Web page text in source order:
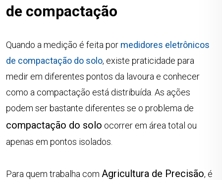
de compactação
Quando a medição é feita por medidores eletrônicos
de compactação do solo, existe praticidade para
medir em diferentes pontos da lavoura e conhecer
como a compactação está distribuída. As ações
podem ser bastante diferentes se o problema de
compactação do solo ocorrer em área total ou
apenas em pontos isolados.
Para quem trabalha com Agricultura de Precisão, é